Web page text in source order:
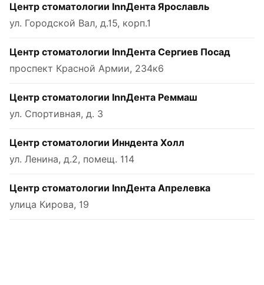
Центр стоматологии InnДента Ярославль
ул. Городской Вал, д.15, корп.1
Центр стоматологии InnДента Сергиев Посад
проспект Красной Армии, 234к6
Центр стоматологии InnДента Реммаш
ул. Спортивная, д. 3
Центр стоматологии Инндента Холл
ул. Ленина, д.2, помещ. 114
Центр стоматологии InnДента Апрелевка
улица Кирова, 19